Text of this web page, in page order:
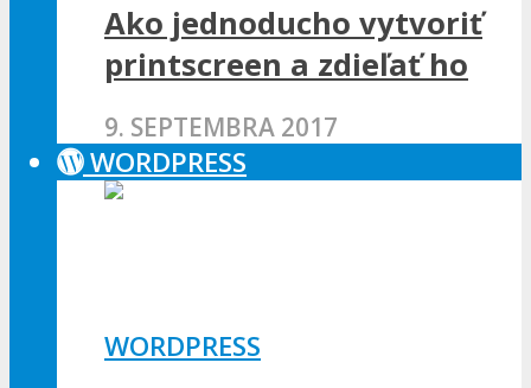
Ako jednoducho vytvoriť
printscreen a zdieľať ho
9. SEPTEMBRA 2017
WORDPRESS
WORDPRESS